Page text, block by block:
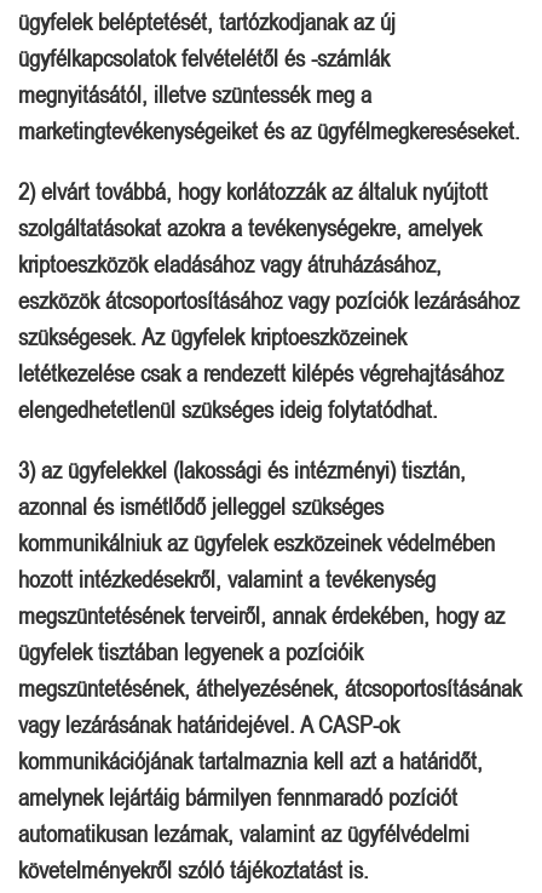
ügyfelek beléptetését, tartózkodjanak az új
ügyfélkapcsolatok felvételétől és -számlák
megnyitásától, illetve szüntessék meg a
marketingtevékenységeiket és az ügyfélmegkereséseket.
2) elvárt továbbá, hogy korlátozzák az általuk nyújtott
szolgáltatásokat azokra a tevékenységekre, amelyek
kriptoeszközök eladásához vagy átruházásához,
eszközök átcsoportosításához vagy pozíciók lezárásához
szükségesek. Az ügyfelek kriptoeszközeinek
letétkezelése csak a rendezett kilépés végrehajtásához
elengedhetetlenül szükséges ideig folytatódhat.
3) az ügyfelekkel (lakossági és intézményi) tisztán,
azonnal és ismétlődő jelleggel szükséges
kommunikálniuk az ügyfelek eszközeinek védelmében
hozott intézkedésekről, valamint a tevékenység
megszüntetésének terveiről, annak érdekében, hogy az
ügyfelek tisztában legyenek a pozícióik
megszüntetésének, áthelyezésének, átcsoportosításának
vagy lezárásának határidejével. A CASP-ok
kommunikációjának tartalmaznia kell azt a határidőt,
amelynek lejártáig bármilyen fennmaradó pozíciót
automatikusan lezárnak, valamint az ügyfélvédelmi
követelményekről szóló tájékoztatást is.